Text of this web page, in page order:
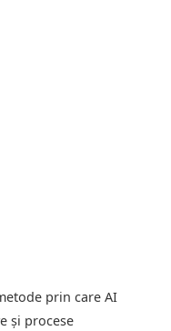
prin care AI
și procese